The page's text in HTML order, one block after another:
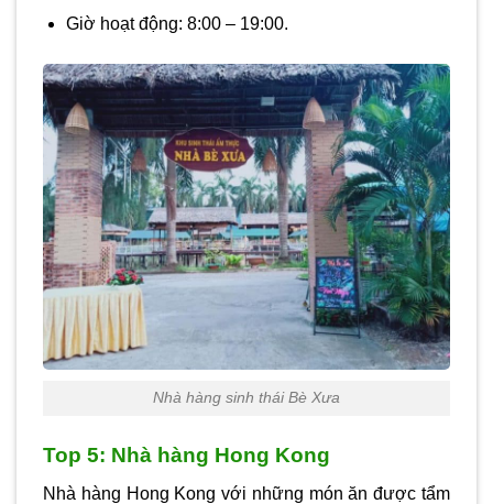
Giờ hoạt động: 8:00 – 19:00.
Nhà hàng sinh thái Bè Xưa
Top 5: Nhà hàng Hong Kong
Nhà hàng Hong Kong với những món ăn được tẩm